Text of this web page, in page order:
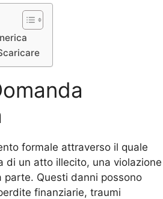
formale attraverso il quale
di un atto illecito, una violazione
parte. Questi danni possono
finanziarie, traumi